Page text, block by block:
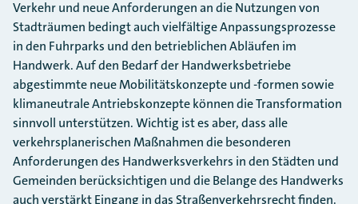
Verkehr und neue Anforderungen an die Nutzungen von
Stadträumen bedingt auch vielfältige Anpassungsprozesse
in den Fuhrparks und den betrieblichen Abläufen im
Handwerk. Auf den Bedarf der Handwerksbetriebe
abgestimmte neue Mobilitätskonzepte und -formen sowie
klimaneutrale Antriebskonzepte können die Transformation
sinnvoll unterstützen. Wichtig ist es aber, dass alle
verkehrsplanerischen Maßnahmen die besonderen
Anforderungen des Handwerksverkehrs in den Städten und
Gemeinden berücksichtigen und die Belange des Handwerks
auch verstärkt Eingang in das Straßenverkehrsrecht finden.